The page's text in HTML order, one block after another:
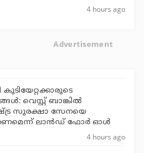
4 hours ago
Advertisement
വെസ്റ്റ് ബാങ്കില്‍
സുരക്ഷാ സേനയെ
ലാന്‍ഡ് ഫോര്‍ ഓള്‍
4 hours ago